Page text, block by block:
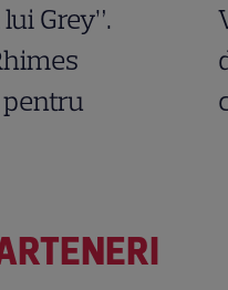
Grey”.